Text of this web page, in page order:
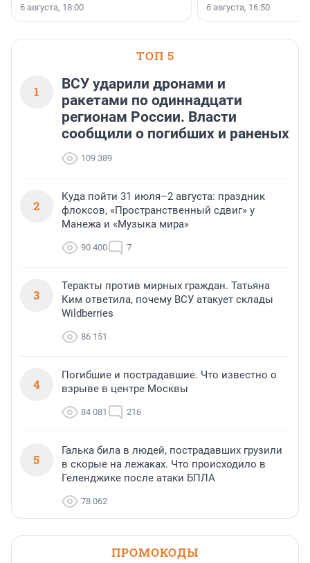
6 августа, 18:00
номинации «Самый
застройщик
области».
6 августа, 16:50
ТОП 5
1
ВСУ ударили дронами и
ракетами по одиннадцати
регионам России. Власти
сообщили о погибших и раненых
109 389
2
Куда пойти 31 июля–2 августа: праздник
флоксов, «Пространственный сдвиг» у
Манежа и «Музыка мира»
90 400 7
3
Теракты против мирных граждан. Татьяна
Ким ответила, почему ВСУ атакует склады
Wildberries
86 151
4
Погибшие и пострадавшие. Что известно о
взрыве в центре Москвы
84 081 216
5
Галька била в людей, пострадавших грузили
в скорые на лежаках. Что происходило в
Геленджике после атаки БПЛА
78 062
ПРОМОКОДЫ